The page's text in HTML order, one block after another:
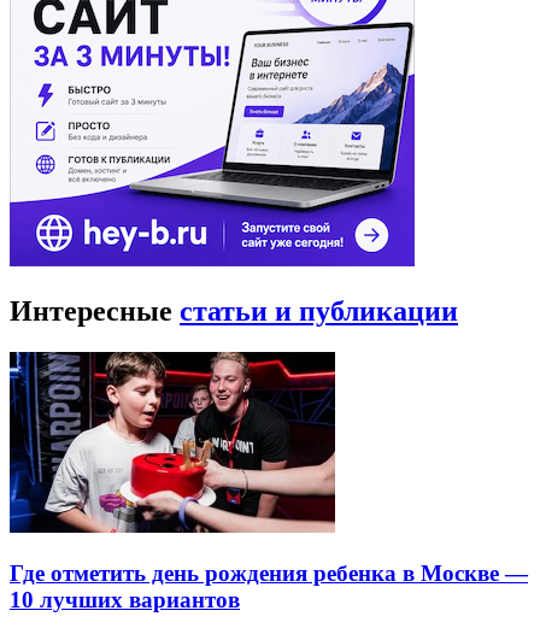
Интересные статьи и публикации
Где отметить день рождения ребенка в Москве —
10 лучших вариантов